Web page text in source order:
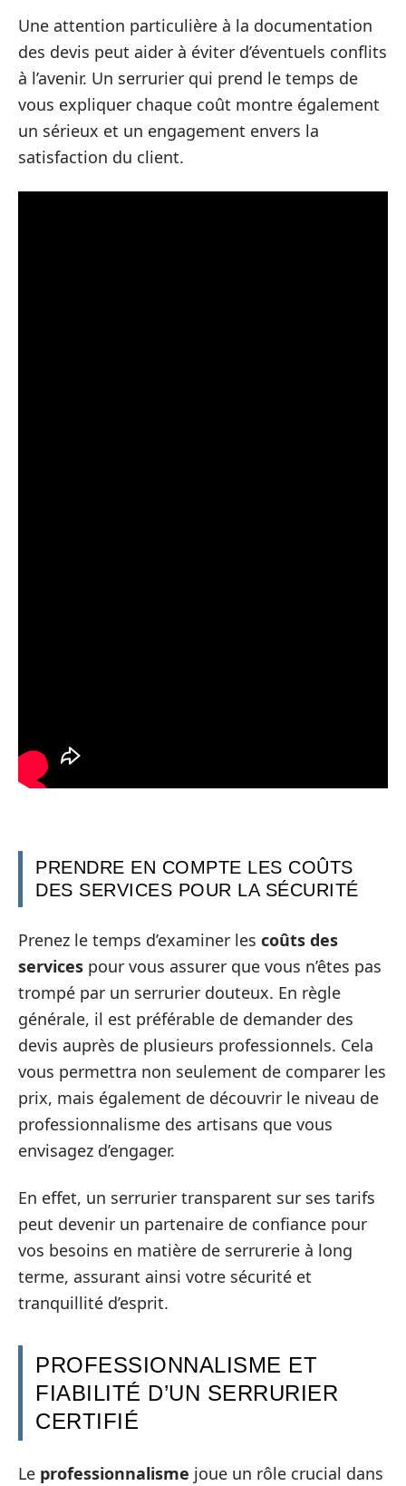
Une attention particulière à la documentation
des devis peut aider à éviter d’éventuels conflits
à l’avenir. Un serrurier qui prend le temps de
vous expliquer chaque coût montre également
un sérieux et un engagement envers la
satisfaction du client.
PRENDRE EN COMPTE LES COÛTS
DES SERVICES POUR LA SÉCURITÉ
Prenez le temps d’examiner les coûts des
services pour vous assurer que vous n’êtes pas
trompé par un serrurier douteux. En règle
générale, il est préférable de demander des
devis auprès de plusieurs professionnels. Cela
vous permettra non seulement de comparer les
prix, mais également de découvrir le niveau de
professionnalisme des artisans que vous
envisagez d’engager.
En effet, un serrurier transparent sur ses tarifs
peut devenir un partenaire de confiance pour
vos besoins en matière de serrurerie à long
terme, assurant ainsi votre sécurité et
tranquillité d’esprit.
PROFESSIONNALISME ET
FIABILITÉ D’UN SERRURIER
CERTIFIÉ
Le professionnalisme joue un rôle crucial dans